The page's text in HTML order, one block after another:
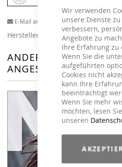
Wir verwenden
unsere Dienste zu
verbessern,
Angebote zu
Ihre Erfahrung zu
Wenn Sie die
aufgeführten
Cookies nicht
kann Ihre
beeinträchtigt
Wenn Sie mehr
möchten, lesen
unseren
E-Mail an einen Freund
Herstellerangaben
ANDERE KUNDEN
ANGESEHEN